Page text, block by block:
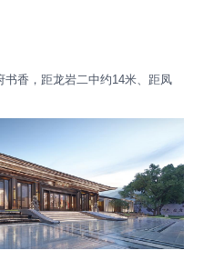
香，距龙岩二中约14米、距凤